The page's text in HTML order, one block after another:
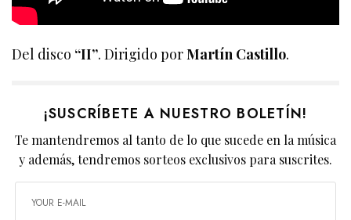
Del disco “II”. Dirigido porMartín Castillo.
¡SUSCRÍBETE A NUESTRO BOLETÍN!
Te mantendremos al tanto de lo que sucede en la música
y además, tendremos sorteos exclusivos para suscrites.